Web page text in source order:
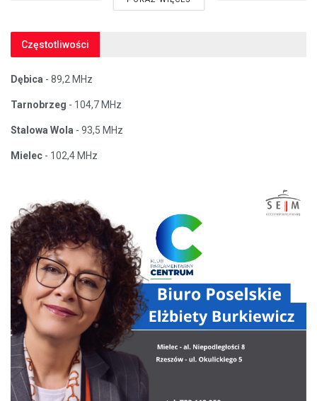
Częstotliwości
Dębica - 89,2 MHz
Tarnobrzeg - 104,7 MHz
Stalowa Wola - 93,5 MHz
Mielec - 102,4 MHz